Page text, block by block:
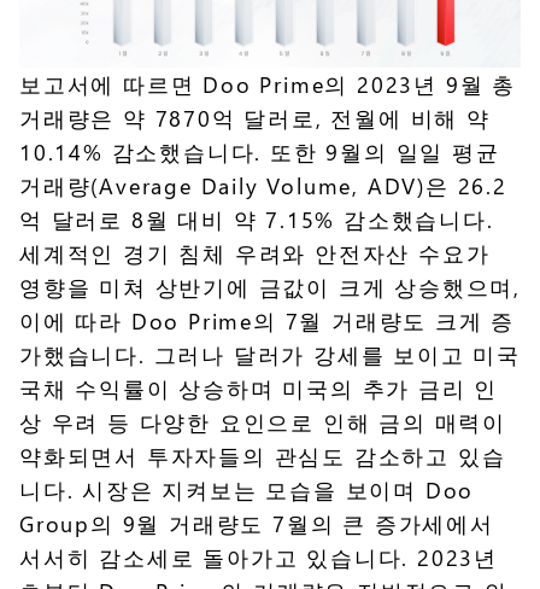
보고서에 따르면 Doo Prime의 2023년 9월 총
거래량은 약 7870억 달러로, 전월에 비해 약
10.14% 감소했습니다. 또한 9월의 일일 평균
거래량(Average Daily Volume, ADV)은 26.2
억 달러로 8월 대비 약 7.15% 감소했습니다.
세계적인 경기 침체 우려와 안전자산 수요가
영향을 미쳐 상반기에 금값이 크게 상승했으며,
이에 따라 Doo Prime의 7월 거래량도 크게 증
가했습니다. 그러나 달러가 강세를 보이고 미국
국채 수익률이 상승하며 미국의 추가 금리 인
상 우려 등 다양한 요인으로 인해 금의 매력이
약화되면서 투자자들의 관심도 감소하고 있습
니다. 시장은 지켜보는 모습을 보이며 Doo
Group의 9월 거래량도 7월의 큰 증가세에서
서서히 감소세로 돌아가고 있습니다. 2023년